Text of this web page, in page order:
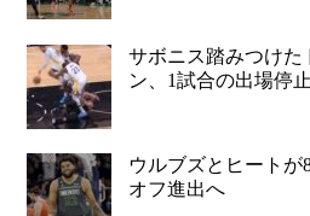
サボニス踏みつけた
ン、1試合の出場停
ウルブズとヒートが
オフ進出へ